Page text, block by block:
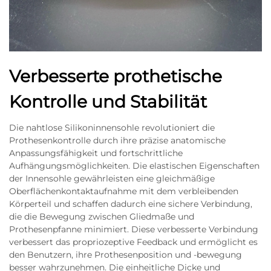
Verbesserte prothetische
Kontrolle und Stabilität
Die nahtlose Silikoninnensohle revolutioniert die
Prothesenkontrolle durch ihre präzise anatomische
Anpassungsfähigkeit und fortschrittliche
Aufhängungsmöglichkeiten. Die elastischen Eigenschaften
der Innensohle gewährleisten eine gleichmäßige
Oberflächenkontaktaufnahme mit dem verbleibenden
Körperteil und schaffen dadurch eine sichere Verbindung,
die die Bewegung zwischen Gliedmaße und
Prothesenpfanne minimiert. Diese verbesserte Verbindung
verbessert das propriozeptive Feedback und ermöglicht es
den Benutzern, ihre Prothesenposition und -bewegung
besser wahrzunehmen. Die einheitliche Dicke und